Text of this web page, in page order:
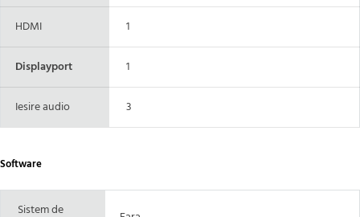
HDMI 1
Displayport 1
Iesire audio 3
Software
Sistem de